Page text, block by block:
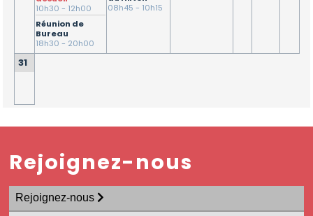
Quitter
Maroc
Carrières
10h30 - 12h00
Réunion de
Bureau
18h30 - 20h00
08h45 - 10h15
31
Rejoignez-nous
Rejoignez-nous